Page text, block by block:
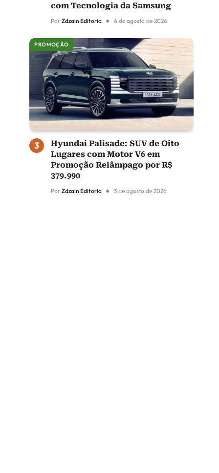
com Tecnologia da Samsung
Por Zdzain Editoria 6 de agosto de 2026
PROMOÇÃO
Hyundai Palisade: SUV de Oito
Lugares com Motor V6 em
Promoção Relâmpago por R$
379.990
Por Zdzain Editoria 3 de agosto de 2026